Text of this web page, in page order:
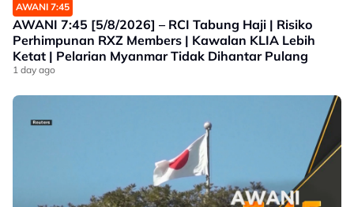
AWANI 7:45
AWANI 7:45 [5/8/2026] – RCI Tabung Haji | Risiko
Perhimpunan RXZ Members | Kawalan KLIA Lebih
Ketat | Pelarian Myanmar Tidak Dihantar Pulang
1 day ago